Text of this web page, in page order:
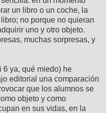
un libro o un coche, la
no porque no quieran
uno y otro objeto.
muchas sorpresas, y
6 ya, qué miedo) he
editorial una comparación
que los alumnos se
objeto y como
en sus vidas, en la